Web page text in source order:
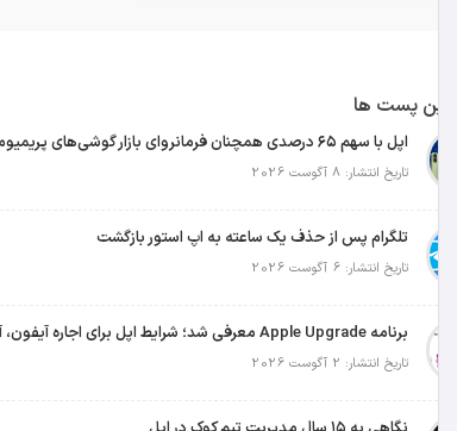
آخرین پست ها
تاریخ انتشار: 8 آگوست 2026
تلگرام پس از حذف یک ساعته به اپ استور بازگشت
تاریخ انتشار: 6 آگوست 2026
تاریخ انتشار: 2 آگوست 2026